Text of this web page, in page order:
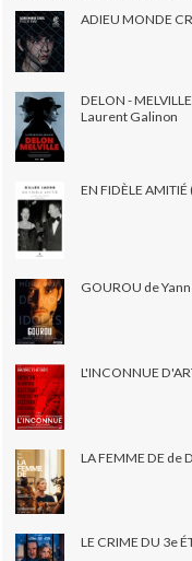
ADIEU MONDE
DELON -
Laurent Galinon
EN FIDÈLE
GOUROU de
L'INCONNUE
LA FEMME DE de
LE CRIME DU 3e